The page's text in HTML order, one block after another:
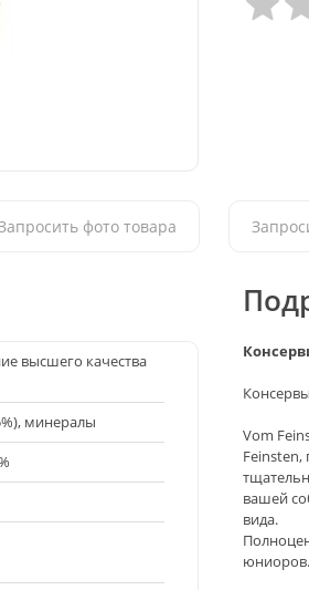
фото товара
высшего качества
минералы
Vom
вашей
вида.
юниоров.